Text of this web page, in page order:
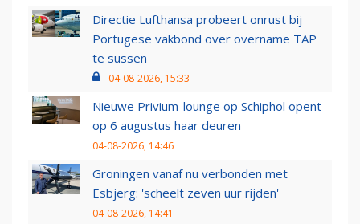
Directie Lufthansa probeert onrust bij
Portugese vakbond over overname TAP
te sussen
04-08-2026, 15:33
Nieuwe Privium-lounge op Schiphol opent
op 6 augustus haar deuren
04-08-2026, 14:46
Groningen vanaf nu verbonden met
Esbjerg: 'scheelt zeven uur rijden'
04-08-2026, 14:41